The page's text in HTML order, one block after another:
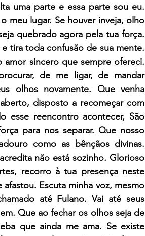
uma parte e essa parte sou eu.
meu lugar. Se houver inveja, olho
quebrado agora pela tua força.
tira toda confusão de sua mente.
amor sincero que sempre ofereci.
de me ligar, de mandar
olhos novamente. Que venha
disposto a recomeçar com
esse reencontro acontecer, São
para nos separar. Que nosso
como as bênçãos divinas.
não está sozinho. Glorioso
recorro à tua presença neste
Escuta minha voz, mesmo
até Fulano. Vai até seus
Que ao fechar os olhos seja de
que ainda me ama. Se existe